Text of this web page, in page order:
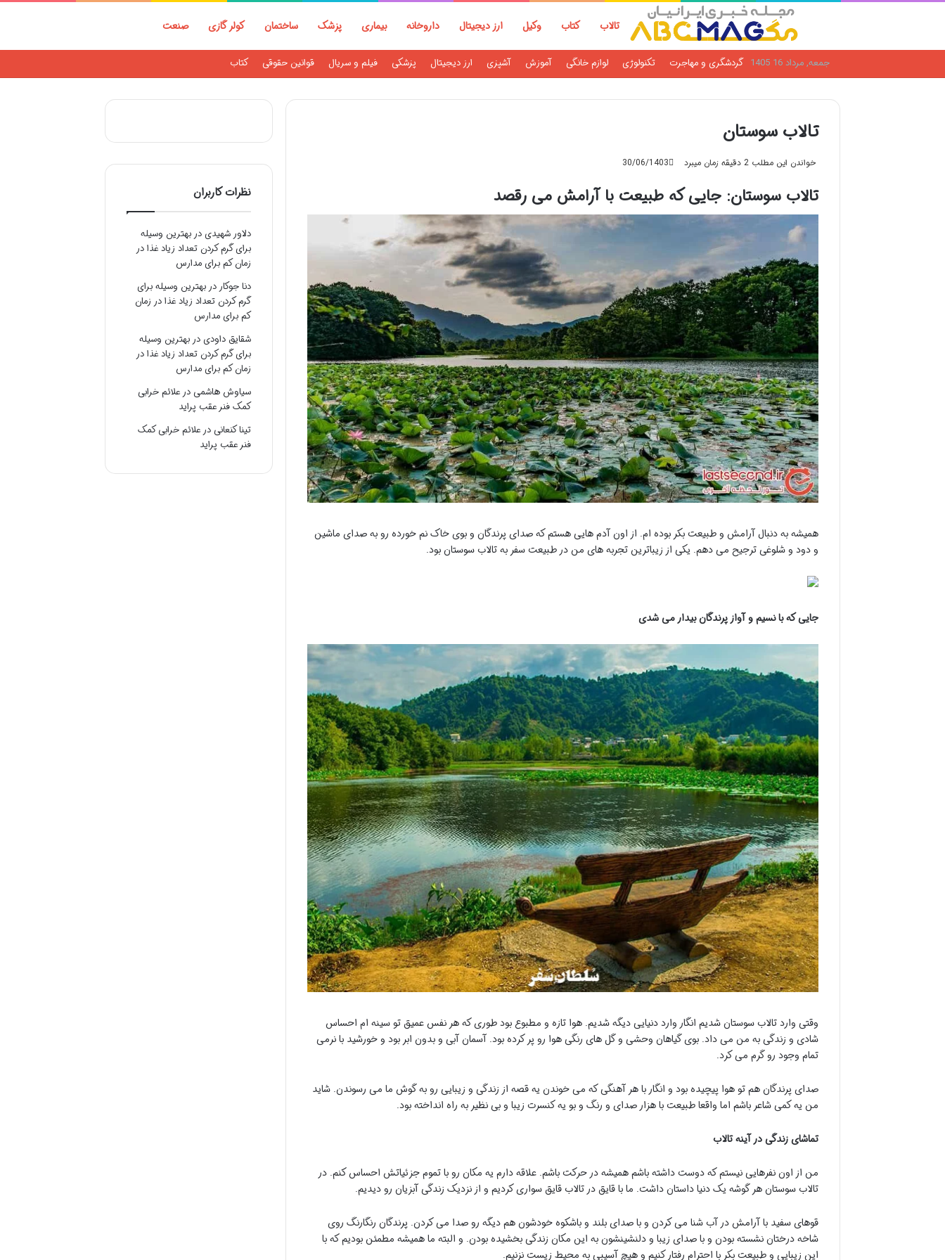
تالاب کتاب وکیل ارز دیجیتال داروخانه بیماری پزشک ساختمان کولر گازی صنعت
جمعه, مرداد 16 1405 گردشگری و مهاجرت تکنولوژی لوازم خانگی آموزش آشپزی ارز دیجیتال پزشکی فیلم و سریال قوانین حقوقی کتاب
تالاب سوستان
30/06/1403 خواندن این مطلب 2 دقیقه زمان میبرد
تالاب سوستان: جایی که طبیعت با آرامش می رقصد
همیشه به دنبال آرامش و طبیعت بکر بوده ام. از اون آدم هایی هستم که صدای پرندگان و بوی خاک نم خورده رو به صدای ماشین
و دود و شلوغی ترجیح می دهم. یکی از زیباترین تجربه های من در طبیعت سفر به تالاب سوستان بود.
جایی که با نسیم و آواز پرندگان بیدار می شدی
وقتی وارد تالاب سوستان شدیم انگار وارد دنیایی دیگه شدیم. هوا تازه و مطبوع بود طوری که هر نفس عمیق تو سینه ام احساس
شادی و زندگی به من می داد. بوی گیاهان وحشی و گل های رنگی هوا رو پر کرده بود. آسمان آبی و بدون ابر بود و خورشید با نرمی
تمام وجود رو گرم می کرد.
صدای پرندگان هم تو هوا پیچیده بود و انگار با هر آهنگی که می خوندن یه قصه از زندگی و زیبایی رو به گوش ما می رسوندن. شاید
من یه کمی شاعر باشم اما واقعا طبیعت با هزار صدای و رنگ و بو یه کنسرت زیبا و بی نظیر به راه انداخته بود.
تماشای زندگی در آینه تالاب
من از اون نفرهایی نیستم که دوست داشته باشم همیشه در حرکت باشم. علاقه دارم یه مکان رو با تموم جزئیاتش احساس کنم. در
تالاب سوستان هر گوشه یک دنیا داستان داشت. ما با قایق در تالاب قایق سواری کردیم و از نزدیک زندگی آبزیان رو دیدیم.
قوهای سفید با آرامش در آب شنا می کردن و با صدای بلند و باشکوه خودشون هم دیگه رو صدا می کردن. پرندگان رنگارنگ روی
شاخه درختان نشسته بودن و با صدای زیبا و دلنشینشون به این مکان زندگی بخشیده بودن. و البته ما همیشه مطمئن بودیم که با
این زیبایی و طبیعت بکر با احترام رفتار کنیم و هیچ آسیبی به محیط زیست نزنیم.
نظرات کاربران
دلاور شهیدیدر بهترین وسیله
برای گرم کردن تعداد زیاد غذا در
زمان کم برای مدارس
دنا جوکار در بهترین وسیله برای
گرم کردن تعداد زیاد غذا در زمان
کم برای مدارس
شقایق داودیدر بهترین وسیله
برای گرم کردن تعداد زیاد غذا در
زمان کم برای مدارس
سیاوش هاشمیدر علائم خرابی
کمک فنر عقب پراید
تینا کنعانیدر علائم خرابی کمک
فنر عقب پراید